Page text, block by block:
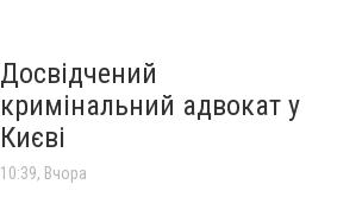
Досвідчений
кримінальний адвокат у
Києві
10:39, Вчора